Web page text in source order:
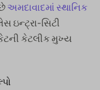
અમદાવાદમાં સ્થાનિક
ઇન્ટ્રા-સિટી
કેટલીક મુખ્ય